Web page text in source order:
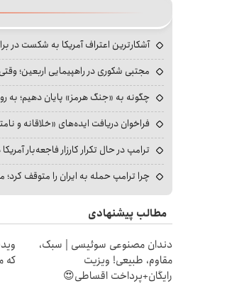
آشکارترین اعتراف آمریکا به شکست در
مجتبی شکوری در راهپیمایی اربعین؛
چگونه به «جنگ هرمز» پایان دهیم؛ به
فراخوان دریافت ایده‌های «خلاقانه و
ترامپ در حال تکرار کارزار فاجعه‌بار
چرا ترامپ حمله به ایران را متوقف
مطالب پیشنهادی
دندان مصنوعی سوئیسی | سبک،
مقاوم، طبیعی! ویزیت
رایگان+پرداخت اقساطی😍
که